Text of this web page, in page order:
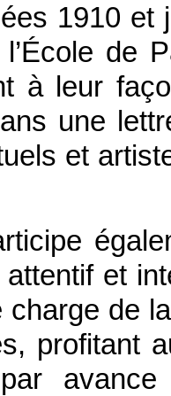
1910 et
de
à leur
une
et
et
charge de
profitant